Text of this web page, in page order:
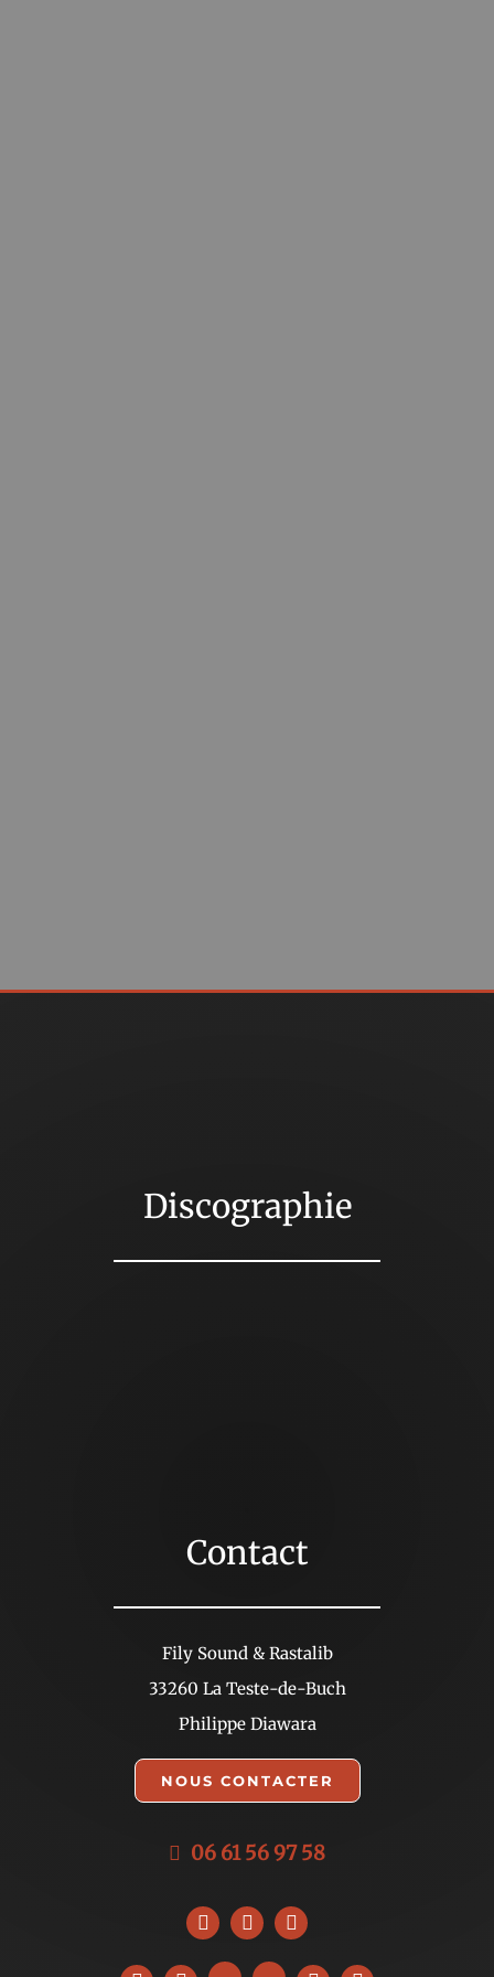
Discographie
Contact
Fily Sound & Rastalib
33260 La Teste-de-Buch
Philippe Diawara
NOUS CONTACTER
06 61 56 97 58